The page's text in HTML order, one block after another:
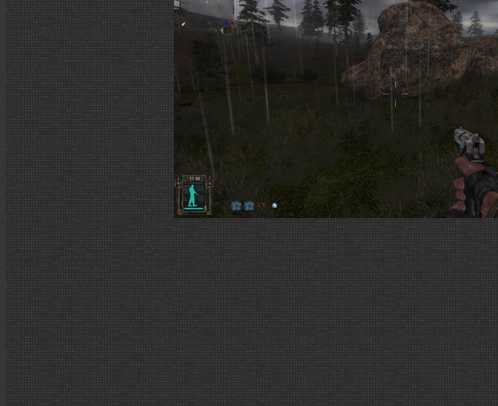
tres erradicarás esa parte del cordón de la plaga de perretes mutantes.